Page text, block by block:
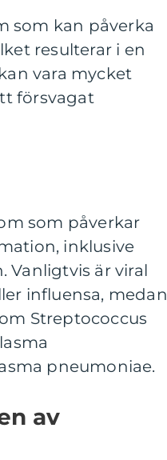
som kan påverka
resulterar i en
vara mycket
försvagat
som påverkar
inklusive
Vanligtvis är viral
influensa, medan
Streptococcus
pneumoniae.
av